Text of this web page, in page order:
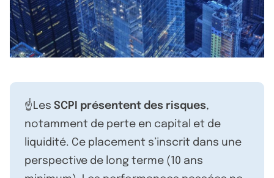
☝️Les SCPI présentent des risques,
notamment de perte en capital et de
liquidité. Ce placement s’inscrit dans une
perspective de long terme (10 ans